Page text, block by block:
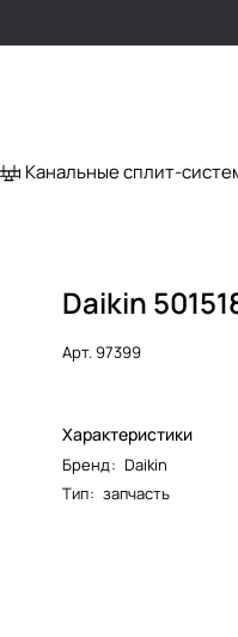
Канальные сплит-
Daikin
Арт.97399
Характеристики
Бренд: Daikin
Тип: запчасть